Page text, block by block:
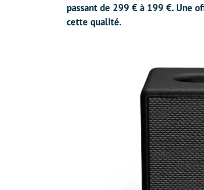
passant de 299 € à 199 €. Une
cette qualité.